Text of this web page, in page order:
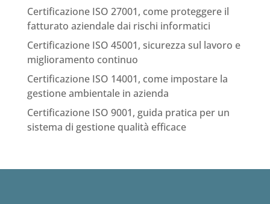
Certificazione ISO 27001, come proteggere il
fatturato aziendale dai rischi informatici
Certificazione ISO 45001, sicurezza sul lavoro e
miglioramento continuo
Certificazione ISO 14001, come impostare la
gestione ambientale in azienda
Certificazione ISO 9001, guida pratica per un
sistema di gestione qualità efficace